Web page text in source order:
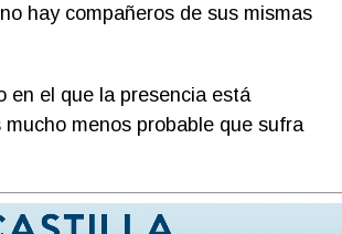
hay compañeros de sus mismas
en el que la presencia está
menos probable que sufra